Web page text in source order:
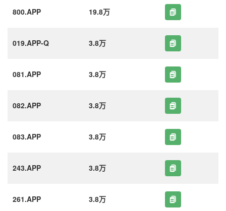
800.APP 19.8万
019.APP-Q 3.8万
081.APP 3.8万
082.APP 3.8万
083.APP 3.8万
243.APP 3.8万
261.APP 3.8万